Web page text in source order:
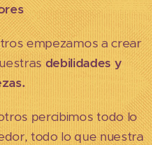
empezamos a crear
debilidades y
percibimos todo lo
todo lo que nuestra